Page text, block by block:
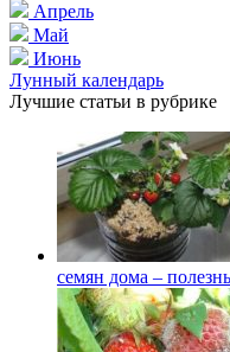
Апрель
Май
Июнь
Лунный календарь
Лучшие статьи в рубрике
семян дома –